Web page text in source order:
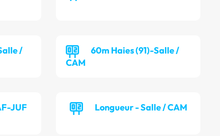
/
60m Haies (91)-Salle /
CAM
JUF Longueur - Salle / CAM